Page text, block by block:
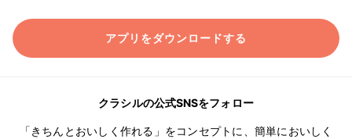
アプリをダウンロードする
クラシルの公式SNSをフォロー
「きちんとおいしく作れる」をコンセプトに、簡単においしく